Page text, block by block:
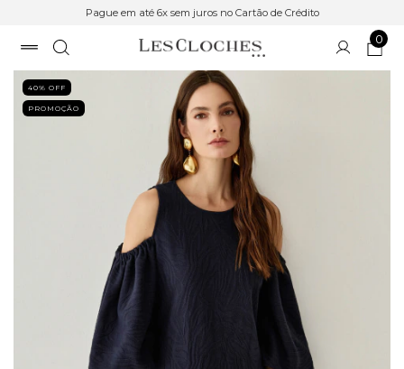
Pague em até 6x sem juros no Cartão de Crédito
0
40% OFF
PROMOÇÃO